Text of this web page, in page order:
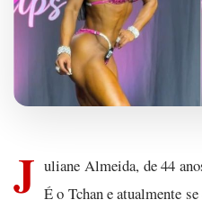
J uliane Almeida, de 44
É o Tchan e atualmente